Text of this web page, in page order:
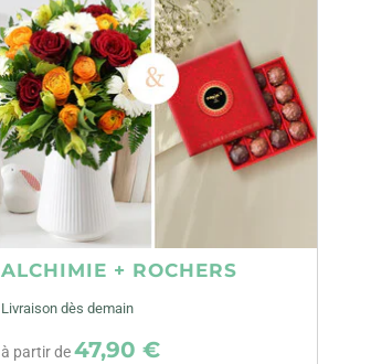
ALCHIMIE + ROCHERS
Livraison dès demain
à partir de47,90 €